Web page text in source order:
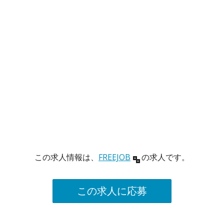
この求人情報は、 FREEJOB の求人です。
この求人に応募